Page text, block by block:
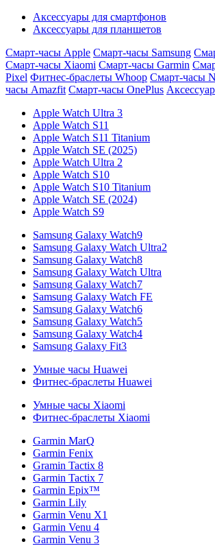
Аксессуары для смартфонов
Аксессуары для планшетов
Смарт-часы Apple Смарт-часы Samsung
Смарт-часы Xiaomi Смарт-часы Garmin
Pixel Фитнес-браслеты Whoop Смарт-часы
часы Amazfit Смарт-часы OnePlus
Apple Watch Ultra 3
Apple Watch S11
Apple Watch S11 Titanium
Apple Watch SE (2025)
Apple Watch Ultra 2
Apple Watch S10
Apple Watch S10 Titanium
Apple Watch SE (2024)
Apple Watch S9
Samsung Galaxy Watch9
Samsung Galaxy Watch Ultra2
Samsung Galaxy Watch8
Samsung Galaxy Watch Ultra
Samsung Galaxy Watch7
Samsung Galaxy Watch FE
Samsung Galaxy Watch6
Samsung Galaxy Watch5
Samsung Galaxy Watch4
Samsung Galaxy Fit3
Умные часы Huawei
Фитнес-браслеты Huawei
Умные часы Xiaomi
Фитнес-браслеты Xiaomi
Garmin MarQ
Garmin Fenix
Gramin Tactix 8
Garmin Tactix 7
Garmin Epix™
Garmin Lily
Garmin Venu X1
Garmin Venu 4
Garmin Venu 3